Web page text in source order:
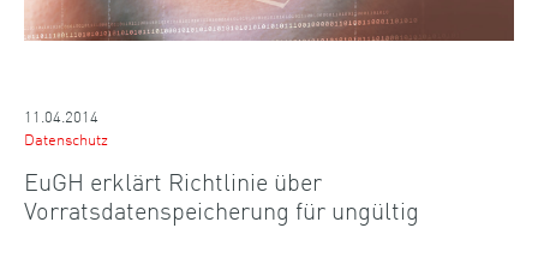
11.04.2014
Datenschutz
EuGH erklärt Richtlinie über
Vorratsdatenspeicherung für ungültig